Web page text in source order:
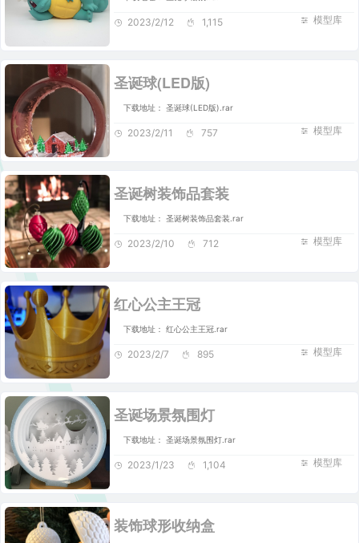
模型库
2023/2/12 1,115
圣诞球(LED版)
下载地址： 圣诞球(LED版).rar
模型库
2023/2/11 757
圣诞树装饰品套装
下载地址： 圣诞树装饰品套装.rar
模型库
2023/2/10 712
红心公主王冠
下载地址： 红心公主王冠.rar
模型库
2023/2/7 895
圣诞场景氛围灯
下载地址： 圣诞场景氛围灯.rar
模型库
2023/1/23 1,104
装饰球形收纳盒